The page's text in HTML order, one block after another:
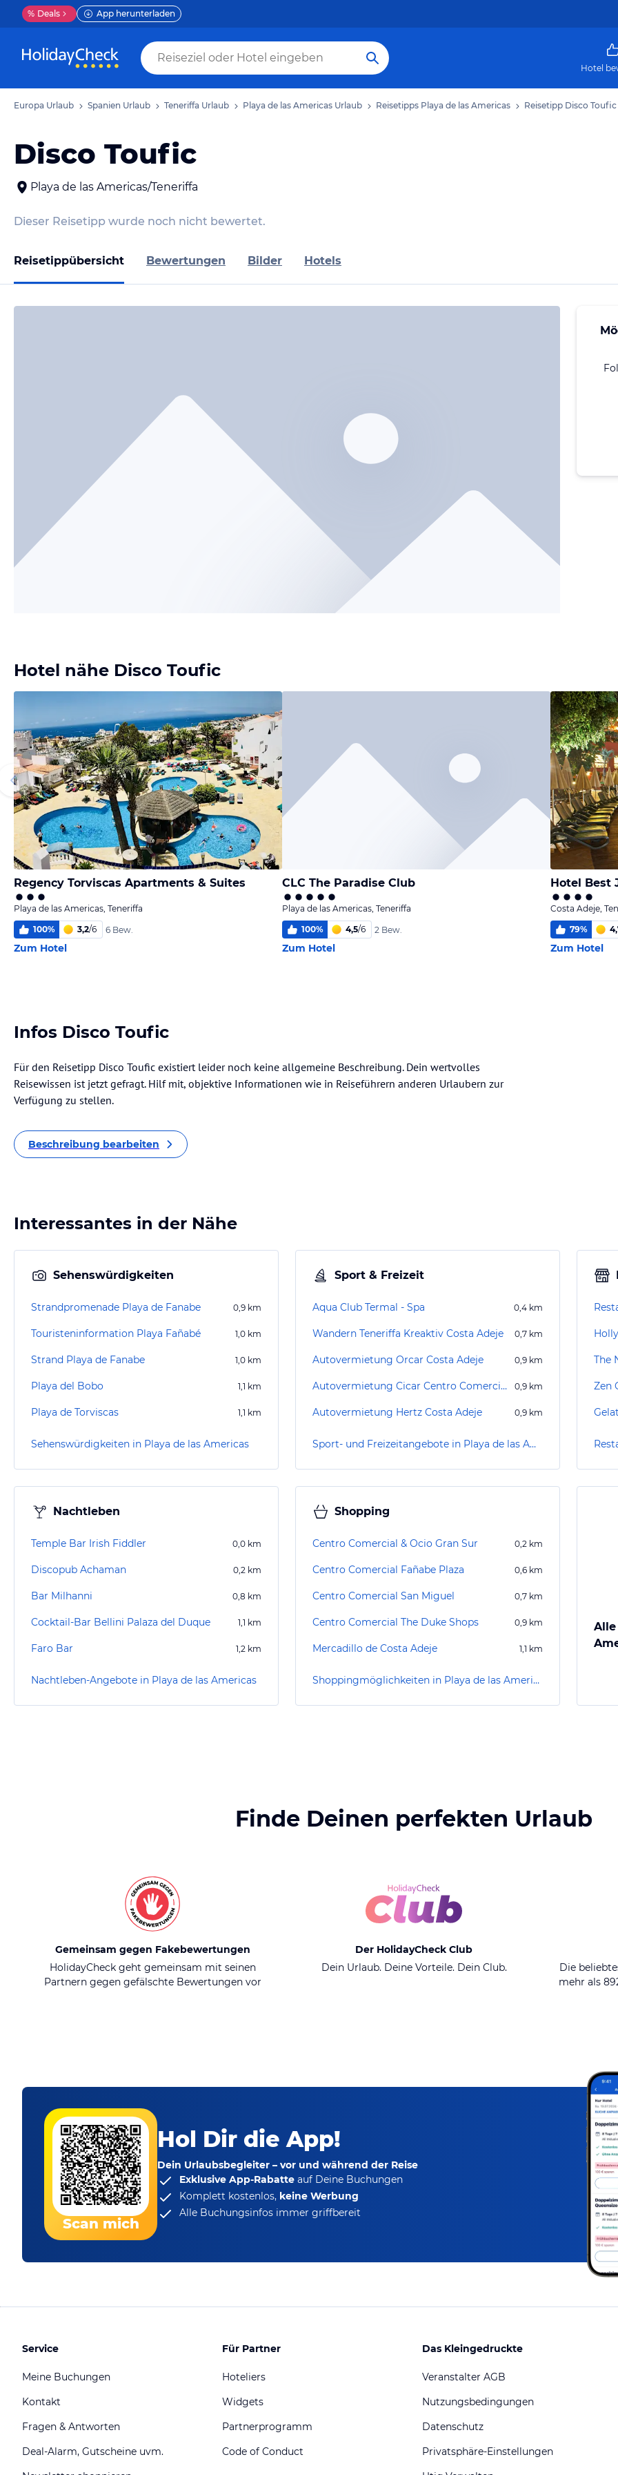
% Deals App herunterladen
Hotel
Europa Urlaub Spanien Urlaub Teneriffa Urlaub Playa de las Americas Urlaub Reisetipps Playa de las Americas Reisetipp Disco Toufic
Disco Toufic
Playa de las Americas/Teneriffa
Dieser Reisetipp wurde noch nicht bewertet.
Reisetippübersicht Bewertungen Bilder Hotels
Hotel nähe Disco Toufic
Regency Torviscas Apartments & Suites
Playa de las Americas, Teneriffa
100% 3,2/6 6 Bew.
Zum Hotel
CLC The Paradise Club
Playa de las Americas, Teneriffa
100% 4,5/6 2 Bew.
Zum Hotel
Hotel Best
Costa Adeje,
79%
Zum Hotel
Infos Disco Toufic
Für den Reisetipp Disco Toufic existiert leider noch keine allgemeine Beschreibung. Dein wertvolles
Reisewissen ist jetzt gefragt. Hilf mit, objektive Informationen wie in Reiseführern anderen Urlaubern zur
Verfügung zu stellen.
Beschreibung bearbeiten
Interessantes in der Nähe
Sehenswürdigkeiten
Strandpromenade Playa de Fanabe 0,9 km
Touristeninformation Playa Fañabé 1,0 km
Strand Playa de Fanabe 1,0 km
Playa del Bobo 1,1 km
Playa de Torviscas 1,1 km
Sehenswürdigkeiten in Playa de las Americas
Sport & Freizeit
Aqua Club Termal - Spa 0,4 km
Wandern Teneriffa Kreaktiv Costa Adeje 0,7 km
Autovermietung Orcar Costa Adeje 0,9 km
Autovermietung Cicar Centro Comercial The Duke Shops 0,9 km
Autovermietung Hertz Costa Adeje 0,9 km
Sport- und Freizeitangebote in Playa de las Americas
The
Zen
Nachtleben
Temple Bar Irish Fiddler 0,0 km
Discopub Achaman 0,2 km
Bar Milhanni 0,8 km
Cocktail-Bar Bellini Palaza del Duque 1,1 km
Faro Bar 1,2 km
Nachtleben-Angebote in Playa de las Americas
Shopping
Centro Comercial & Ocio Gran Sur 0,2 km
Centro Comercial Fañabe Plaza 0,6 km
Centro Comercial San Miguel 0,7 km
Centro Comercial The Duke Shops 0,9 km
Mercadillo de Costa Adeje 1,1 km
Shoppingmöglichkeiten in Playa de las Americas
Finde Deinen perfekten Urlaub
Gemeinsam gegen Fakebewertungen
HolidayCheck geht gemeinsam mit seinen
Partnern gegen gefälschte Bewertungen vor
Der HolidayCheck Club
Dein Urlaub. Deine Vorteile. Dein Club.
Die
mehr als
Scan mich
Hol Dir die App!
Dein Urlaubsbegleiter – vor und während der Reise
Exklusive App-Rabatte auf Deine Buchungen
Komplett kostenlos, keine Werbung
Alle Buchungsinfos immer griffbereit
Service
Meine Buchungen
Kontakt
Fragen & Antworten
Deal-Alarm, Gutscheine uvm.
Für Partner
Hoteliers
Widgets
Partnerprogramm
Code of Conduct
Das Kleingedruckte
Veranstalter AGB
Nutzungsbedingungen
Datenschutz
Privatsphäre-Einstellungen